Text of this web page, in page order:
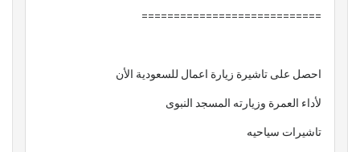
============================
احصل على تاشيرة زيارة اعمال للسعودية الأن
لأداء العمرة وزيارته المسجد النبوى
تاشيرات سياحيه